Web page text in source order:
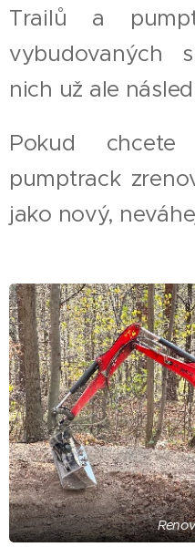
Trailů a
vybudovaných
nich už ale
Pokud
pumptrack
jako nový,